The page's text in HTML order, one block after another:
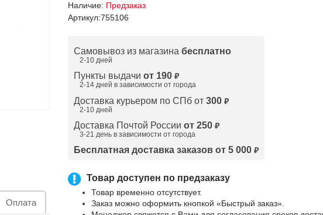
Оплата
Наличие: Предзаказ
Артикул:755106
Самовывоз из магазина бесплатно
2-10 дней
Пункты выдачи от 190 ₽
2-14 дней в зависимости от города
Доставка курьером по СПб от 300 ₽
2-10 дней
Доставка Почтой России от 250 ₽
3-21 день в зависимости от города
Бесплатная доставка заказов от 5 000₽
Товар доступен по предзаказу
Товар временно отсутствует.
Заказ можно оформить кнопкой «Быстрый заказ».